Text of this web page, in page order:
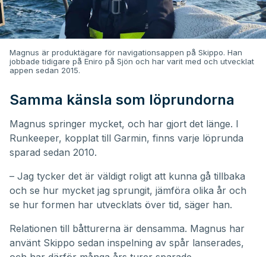
Magnus är produktägare för navigationsappen på Skippo. Han
jobbade tidigare på Eniro på Sjön och har varit med och utvecklat
appen sedan 2015.
Samma känsla som löprundorna
Magnus springer mycket, och har gjort det länge. I
Runkeeper, kopplat till Garmin, finns varje löprunda
sparad sedan 2010.
– Jag tycker det är väldigt roligt att kunna gå tillbaka
och se hur mycket jag sprungit, jämföra olika år och
se hur formen har utvecklats över tid, säger han.
Relationen till båtturerna är densamma. Magnus har
använt Skippo sedan inspelning av spår lanserades,